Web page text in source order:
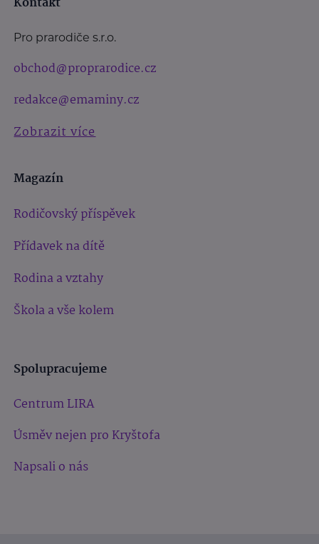
Pro prarodiče s.r.o.
obchod@proprarodice.cz
redakce@emaminy.cz
Zobrazit více
Magazín
Rodičovský příspěvek
Přídavek na dítě
Rodina a vztahy
Škola a vše kolem
Spolupracujeme
Centrum LIRA
Úsměv nejen pro Kryštofa
Napsali o nás